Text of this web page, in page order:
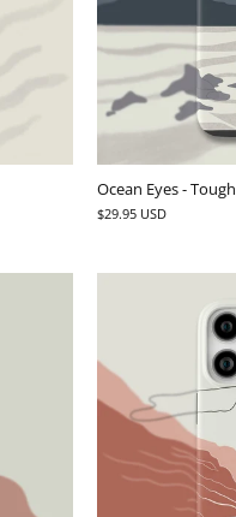
Ocean Eyes - Tough
$29.95 USD